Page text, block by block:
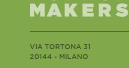
VIA TORTONA 31
20144 - MILANO